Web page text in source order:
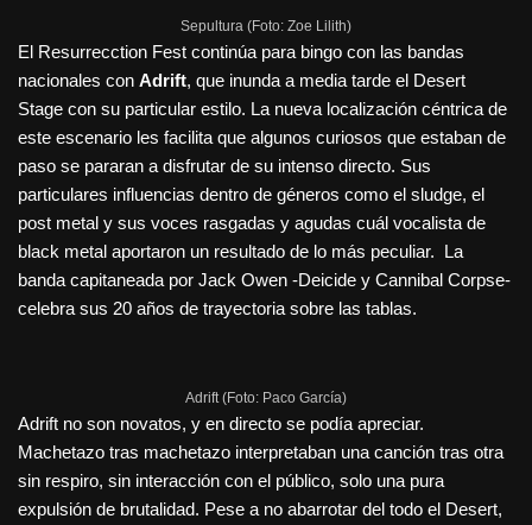
Sepultura (Foto: Zoe Lilith)
El Resurrecction Fest continúa para bingo con las bandas
nacionales con Adrift, que inunda a media tarde el Desert
Stage con su particular estilo. La nueva localización céntrica de
este escenario les facilita que algunos curiosos que estaban de
paso se pararan a disfrutar de su intenso directo. Sus
particulares influencias dentro de géneros como el sludge, el
post metal y sus voces rasgadas y agudas cuál vocalista de
black metal aportaron un resultado de lo más peculiar. La
banda capitaneada por Jack Owen -Deicide y Cannibal Corpse-
celebra sus 20 años de trayectoria sobre las tablas.
Adrift (Foto: Paco García)
Adrift no son novatos, y en directo se podía apreciar.
Machetazo tras machetazo interpretaban una canción tras otra
sin respiro, sin interacción con el público, solo una pura
expulsión de brutalidad. Pese a no abarrotar del todo el Desert,